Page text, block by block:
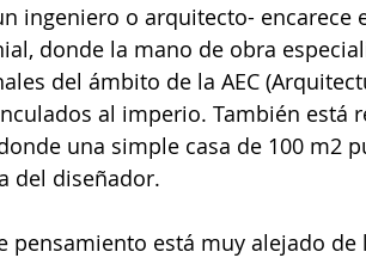
ingeniero o arquitecto- encarece
donde la mano de obra
del ámbito de la AEC
al imperio. También está
una simple casa de 100 m2
del diseñador.
pensamiento está muy alejado